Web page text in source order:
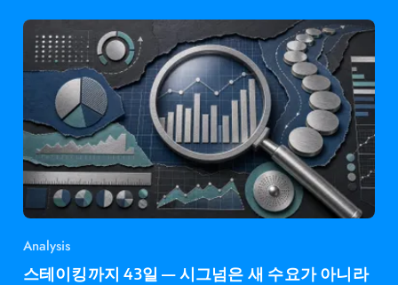
Analysis
스테이킹까지 43일 — 시그넘은 새 수요가 아니라